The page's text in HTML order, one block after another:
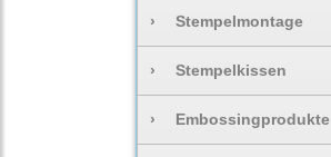
› Stempelmontage
› Stempelkissen
› Embossingprodukte